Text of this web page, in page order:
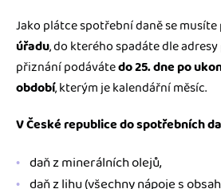
Jako plátce spotřební daně se
úřadu, do kterého spadáte dle
přiznání podávátedo 25. dne po
období, kterým je kalendářní měsíc.
V České republice do spotřebních
daň z minerálních olejů,
daň z lihu (všechny nápoje s